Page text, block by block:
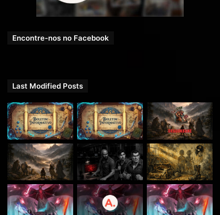
O RPG Next agora tem um grupo oficial noTelegram!
Venha trocar ideias, compartilhar suas aventuras e se
conectar com outros jogadores apaixonados por RPG.
Entre agora e faça parte dessa comunidade épica:
Encontre-nos no Facebook
Last Modified Posts